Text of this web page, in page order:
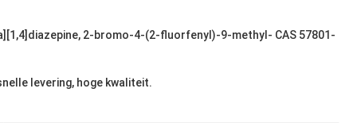
2-bromo-4-(2-fluorfenyl)-9-methyl- CAS 57801-
levering, hoge kwaliteit.